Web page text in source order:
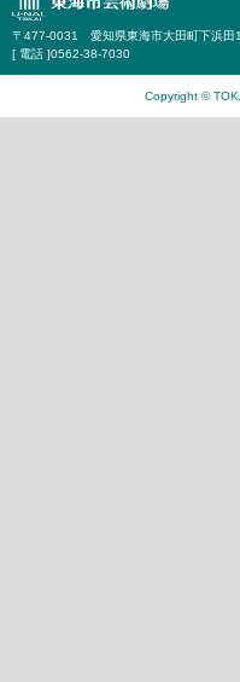
〒477-0031 愛知県東海市大田町下浜田
[ 電話 ]0562-38-7030
Copyright ©